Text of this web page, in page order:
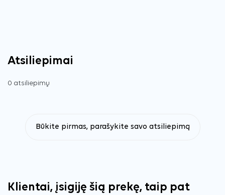
Atsiliepimai
0 atsiliepimų
Būkite pirmas, parašykite savo atsiliepimą
Klientai, įsigiję šią prekę, taip pat